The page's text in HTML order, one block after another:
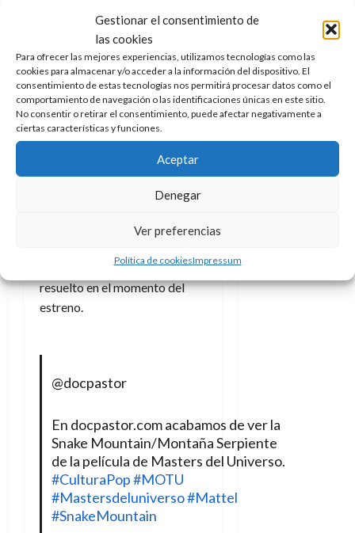
Gestionar el consentimiento de
las cookies
Para ofrecer las mejores experiencias, utilizamos tecnologías como las
cookies para almacenar y/o acceder a la información del dispositivo. El
consentimiento de estas tecnologías nos permitirá procesar datos como el
comportamiento de navegación o las identificaciones únicas en este sitio.
No consentir o retirar el consentimiento, puede afectar negativamente a
ciertas características y funciones.
Aceptar
Denegar
Ver preferencias
Política de cookiesImpressum
as por resolver
como si este Skeletor será
Keldor, tío de Adam o por el
contrario el demonio
interdimensional de los
primeros minicómics, o puede
sabe que la historia presentará
al protagonista en la Tierra
Eternia para convertirse en su
es algo que tendrá que ser
resuelto en el momento del
estreno.
@docpastor
En docpastor.com acabamos de ver la
Snake Mountain/Montaña Serpiente
de la película de Masters del Universo.
#CulturaPop#MOTU
#Mastersdeluniverso#Mattel
#SnakeMountain